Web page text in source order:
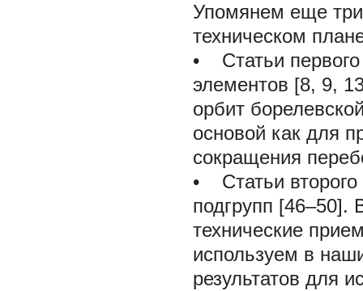
Упомянем еще
техническом
•
Статьи
элементов [8, 9,
орбит
основой как для
сокращения
•
Статьи
подгрупп [46–50].
технические
используем в
результатов для